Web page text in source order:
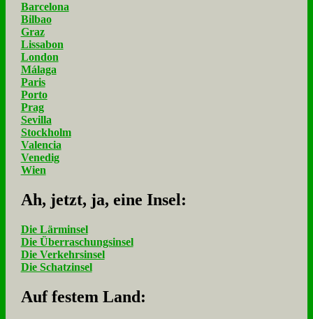
Barcelona
Bilbao
Graz
Lissabon
London
Málaga
Paris
Porto
Prag
Sevilla
Stockholm
Valencia
Venedig
Wien
Ah, jetzt, ja, ei­ne In­sel:
Die Lärminsel
Die Überraschungsinsel
Die Verkehrsinsel
Die Schatzinsel
Auf fe­stem Land: